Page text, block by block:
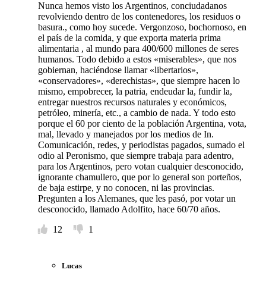
Nunca hemos visto los Argentinos, conciudadanos
revolviendo dentro de los contenedores, los residuos o
basura., como hoy sucede. Vergonzoso, bochornoso, en
el país de la comida, y que exporta materia prima
alimentaria , al mundo para 400/600 millones de seres
humanos. Todo debido a estos «miserables», que nos
gobiernan, haciéndose llamar «libertarios»,
«conservadores», «derechistas», que siempre hacen lo
mismo, empobrecer, la patria, endeudar la, fundir la,
entregar nuestros recursos naturales y económicos,
petróleo, minería, etc., a cambio de nada. Y todo esto
porque el 60 por ciento de la población Argentina, vota,
mal, llevado y manejados por los medios de In.
Comunicación, redes, y periodistas pagados, sumado el
odio al Peronismo, que siempre trabaja para adentro,
para los Argentinos, pero votan cualquier desconocido,
ignorante chamullero, que por lo general son porteños,
de baja estirpe, y no conocen, ni las provincias.
Pregunten a los Alemanes, que les pasó, por votar un
desconocido, llamado Adolfito, hace 60/70 años.
12
1
Lucas